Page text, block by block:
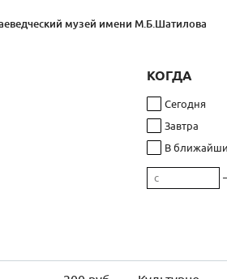
музей имени М.Б.Шатилова
КОГДА
Сегодня
Завтра
В